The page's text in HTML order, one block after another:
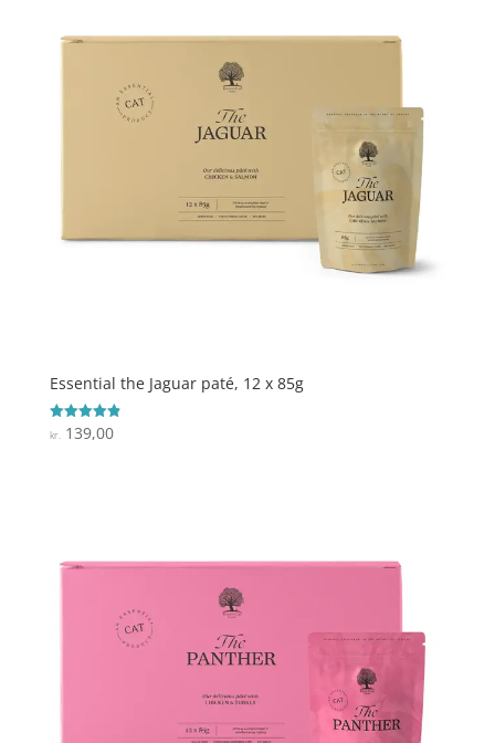
Essential the Jaguar paté, 12 x 85g
Vurderet
4.9
kr.139,00